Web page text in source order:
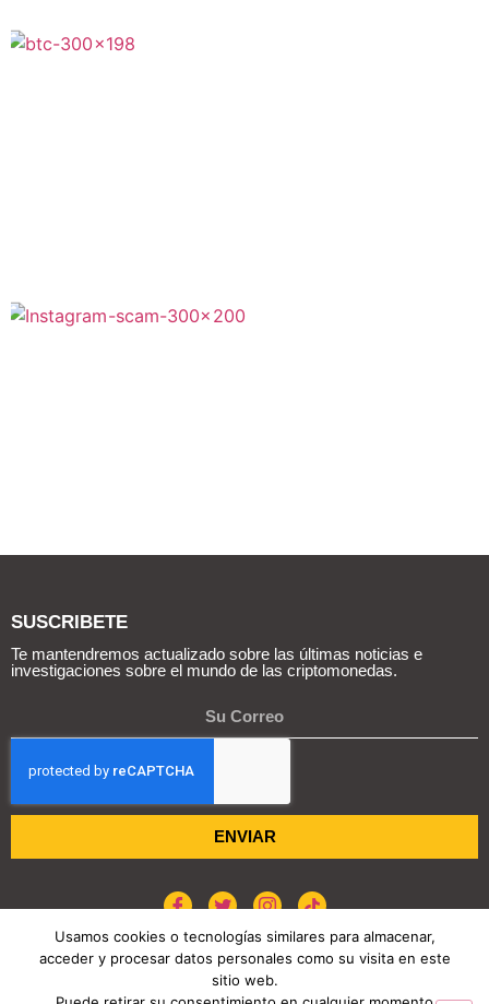
SUSCRIBETE
Te mantendremos actualizado sobre las últimas noticias e
investigaciones sobre el mundo de las criptomonedas.
ENVIAR
POLÍTICA DE COOKIES
Usamos cookies o tecnologías similares para almacenar,
acceder y procesar datos personales como su visita en este
sitio web.